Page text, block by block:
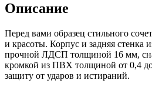
Описание
Перед вами образец стильного
и красоты. Корпус и задняя стенка
прочной ЛДСП толщиной 16 мм,
кромкой из ПВХ толщиной от 0,4
защиту от ударов и истираний.